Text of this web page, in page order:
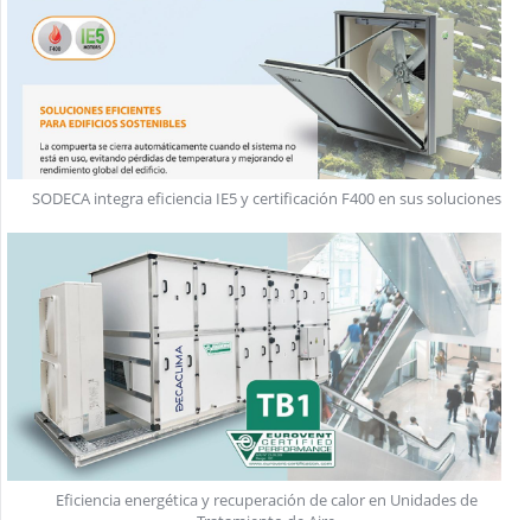
SODECA integra eficiencia IE5 y certificación F400 en sus soluciones
Eficiencia energética y recuperación de calor en Unidades de